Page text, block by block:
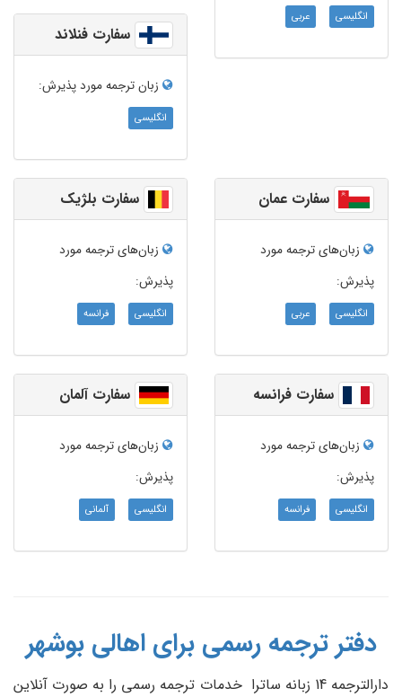
انگلیسی عربی
سفارت فنلاند
زبان ترجمه‌ مورد پذیرش:
انگلیسی
سفارت عمان
زبان‌های ترجمه مورد
پذیرش:
انگلیسی عربی
سفارت بلژیک
زبان‌های ترجمه مورد
پذیرش:
انگلیسی فرانسه
سفارت فرانسه
زبان‌های ترجمه مورد
پذیرش:
انگلیسی فرانسه
سفارت آلمان
زبان‌های ترجمه مورد
پذیرش:
انگلیسی آلمانی
دفتر ترجمه رسمی برای اهالی بوشهر
دارالترجمه 14 زبانه ساترا خدمات ترجمه رسمی را به صورت آنلاین